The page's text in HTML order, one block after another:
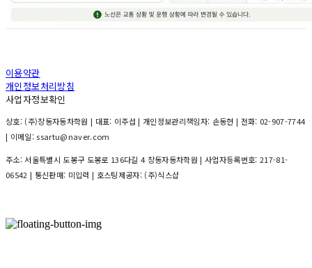
이용약관
개인정보처리방침
사업자정보확인
상호: (주)창동자동차학원 | 대표: 이주섭 | 개인정보관리책임자: 손동현 | 전화: 02-907-7744
| 이메일: ssartu@naver.com
주소: 서울특별시 도봉구 도봉로 136다길 4 창동자동차학원 | 사업자등록번호: 217-81-
06542 | 통신판매: 미입력 | 호스팅제공자: (주)식스샵